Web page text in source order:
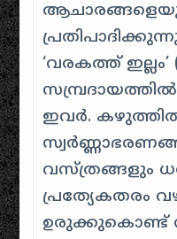
‘വരകത്ത്
ഇവർ.
വസ്ത്രങ്ങളും
പ്രത്യേകതരം
ഉരുക്കുകൊണ്ട്